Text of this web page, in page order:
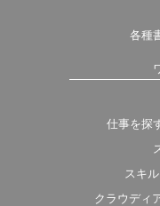
各種
仕事を探
スキ
クラウディ